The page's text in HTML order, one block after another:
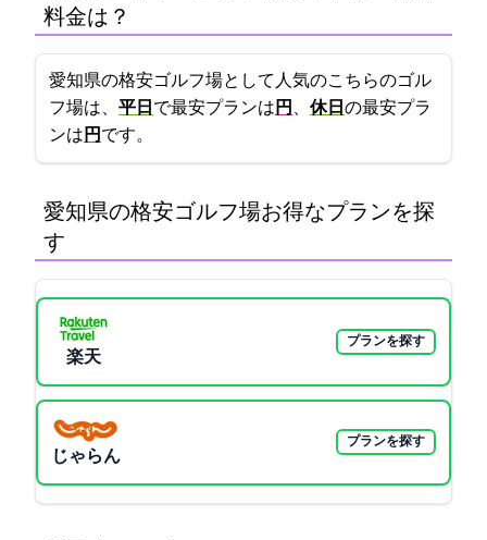
料金は？
愛知県の格安ゴルフ場として人気のこちらのゴル
フ場は、 平日 で最安プランは 9700円 、 休日 の最安プラ
ンは 13100円 です。
愛知県の格安ゴルフ場:お得なプランを探
す
楽天GORA
プランを探す
じゃらん
プランを探す